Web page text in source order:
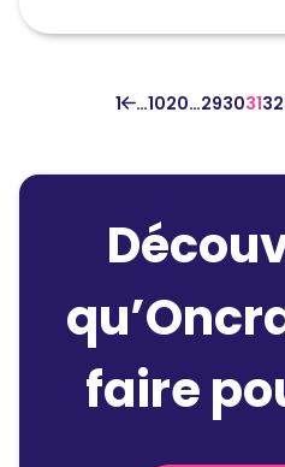
1 …1020…29303132
faire